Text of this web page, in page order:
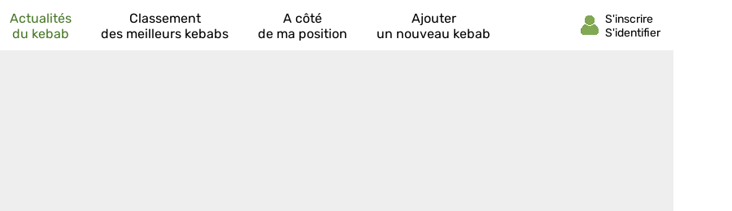
Actualités
du kebab
Classement
des meilleurs kebabs
A côté
de ma position
Ajouter
un nouveau kebab